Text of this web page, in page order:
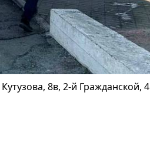
8в, 2-й Гражданской, 4